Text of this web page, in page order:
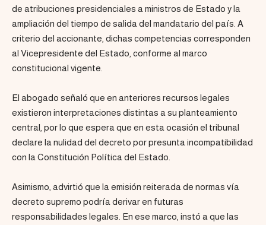
de atribuciones presidenciales a ministros de Estado y la
ampliación del tiempo de salida del mandatario del país. A
criterio del accionante, dichas competencias corresponden
al Vicepresidente del Estado, conforme al marco
constitucional vigente.
El abogado señaló que en anteriores recursos legales
existieron interpretaciones distintas a su planteamiento
central, por lo que espera que en esta ocasión el tribunal
declare la nulidad del decreto por presunta incompatibilidad
con la Constitución Política del Estado.
Asimismo, advirtió que la emisión reiterada de normas vía
decreto supremo podría derivar en futuras
responsabilidades legales. En ese marco, instó a que las